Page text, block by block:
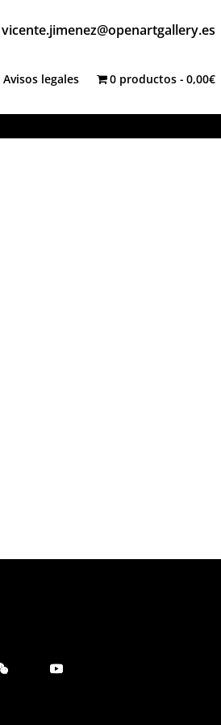
vicente.jimenez@openartgallery.es
Avisos legales 0 productos 0,00€